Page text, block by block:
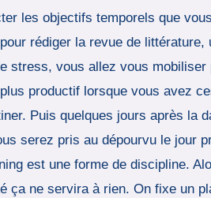
les objectifs temporels que
rédiger la revue de littérature,
stress, vous allez vous mobiliser
productif lorsque vous avez
Puis quelques jours après la
serez pris au dépourvu le jour
est une forme de discipline.
ça ne servira à rien. On fixe un